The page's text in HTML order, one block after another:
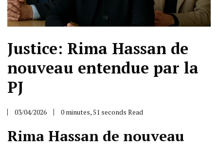
Justice: Rima Hassan de
nouveau entendue par la
PJ
03/04/2026 0 minutes, 51 seconds Read
Rima Hassan de nouveau